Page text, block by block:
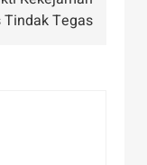
Tindak Tegas